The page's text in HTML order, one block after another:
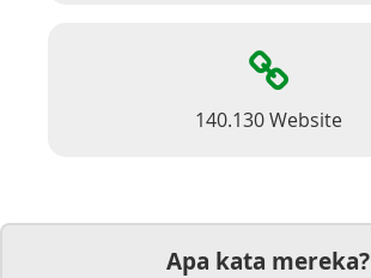
140.130 Website
Apa kata mereka?